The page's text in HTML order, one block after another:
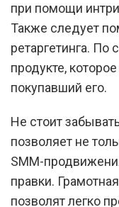
при помощи
Также следует
ретаргетинга. По
продукте,
покупавший его.
Не стоит
позволяет не
SMM-
правки.
позволят легко